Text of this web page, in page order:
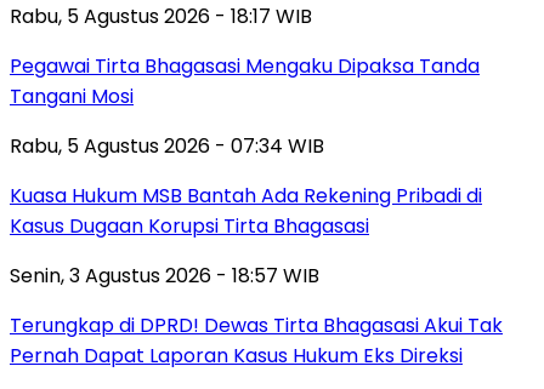
Rabu, 5 Agustus 2026 - 18:17 WIB
Pegawai Tirta Bhagasasi Mengaku Dipaksa Tanda
Tangani Mosi
Rabu, 5 Agustus 2026 - 07:34 WIB
Kuasa Hukum MSB Bantah Ada Rekening Pribadi di
Kasus Dugaan Korupsi Tirta Bhagasasi
Senin, 3 Agustus 2026 - 18:57 WIB
Terungkap di DPRD! Dewas Tirta Bhagasasi Akui Tak
Pernah Dapat Laporan Kasus Hukum Eks Direksi